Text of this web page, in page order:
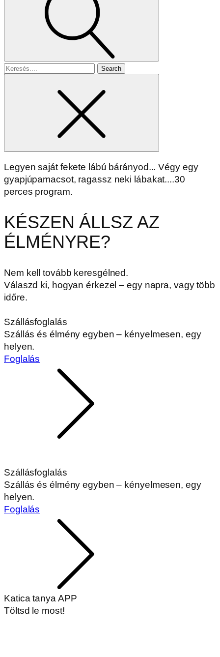
Search
Legyen saját fekete lábú bárányod... Végy egy
gyapjúpamacsot, ragassz neki lábakat....30
perces program.
KÉSZEN ÁLLSZ AZ
ÉLMÉNYRE?
Nem kell tovább keresgélned.
Válaszd ki, hogyan érkezel – egy napra, vagy több
időre.
Szállásfoglalás
Szállás és élmény egyben – kényelmesen, egy
helyen.
Foglalás
Szállásfoglalás
Szállás és élmény egyben – kényelmesen, egy
helyen.
Foglalás
Katica tanya APP
Töltsd le most!